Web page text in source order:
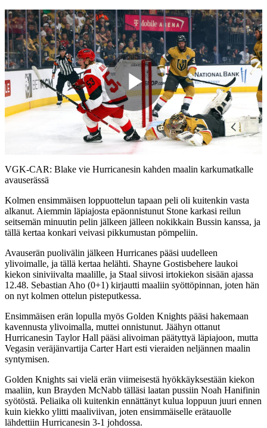
Play
Video
VGK-CAR: Blake vie Hurricanesin kahden maalin karkumatkalle
avauserässä
Kolmen ensimmäisen loppuottelun tapaan peli oli kuitenkin vasta
alkanut. Aiemmin läpiajosta epäonnistunut Stone karkasi reilun
seitsemän minuutin pelin jälkeen jälleen nokikkain Bussin kanssa, ja
tällä kertaa konkari veivasi pikkumustan pömpeliin.
Avauserän puolivälin jälkeen Hurricanes pääsi uudelleen
ylivoimalle, ja tällä kertaa helähti. Shayne Gostisbehere laukoi
kiekon siniviivalta maalille, ja Staal siivosi irtokiekon sisään ajassa
12.48. Sebastian Aho (0+1) kirjautti maaliin syöttöpinnan, joten hän
on nyt kolmen ottelun pisteputkessa.
Ensimmäisen erän lopulla myös Golden Knights pääsi hakemaan
kavennusta ylivoimalla, muttei onnistunut. Jäähyn ottanut
Hurricanesin Taylor Hall pääsi alivoiman päätyttyä läpiajoon, mutta
Vegasin veräjänvartija Carter Hart esti vieraiden neljännen maalin
syntymisen.
Golden Knights sai vielä erän viimeisestä hyökkäyksestään kiekon
maaliin, kun Brayden McNabb tälläsi laatan pussiin Noah Hanifinin
syötöstä. Peliaika oli kuitenkin ennättänyt kulua loppuun juuri ennen
kuin kiekko ylitti maaliviivan, joten ensimmäiselle erätauolle
lähdettiin Hurricanesin 3-1 johdossa.